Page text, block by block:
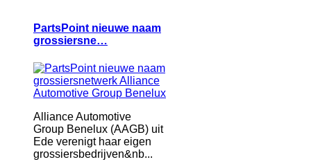
PartsPoint nieuwe naam
grossiersne…
Alliance Automotive
Group Benelux (AAGB) uit
Ede verenigt haar eigen
grossiersbedrijven&nb...